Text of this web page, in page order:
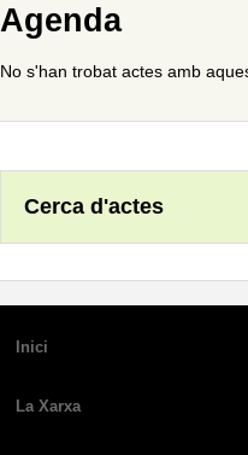
Agenda
No s'han trobat actes amb
Cerca d'actes
Inici
La Xarxa